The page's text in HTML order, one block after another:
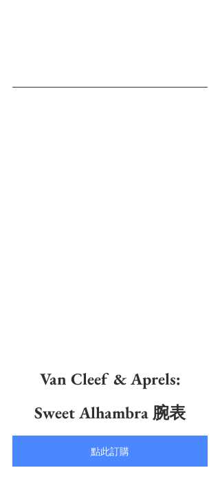
Van Cleef & Aprels:
Sweet Alhambra 腕表
點此訂購